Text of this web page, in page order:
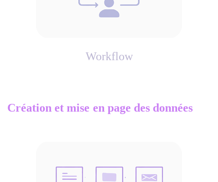
Workflow
Création et mise en page des données